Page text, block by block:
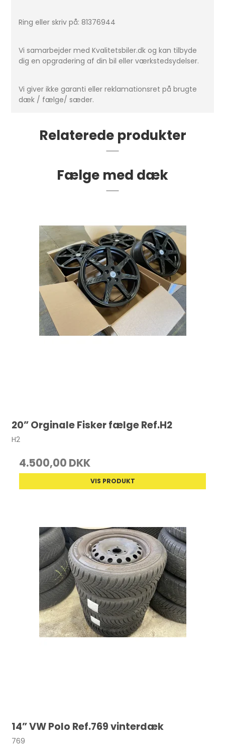
Ring eller skriv på: 81376944
Vi samarbejder med Kvalitetsbiler.dk og kan tilbyde
dig en opgradering af din bil eller værkstedsydelser.
Vi giver ikke garanti eller reklamationsret på brugte
dæk / fælge/ sæder.
Relaterede produkter
Fælge med dæk
20” Orginale Fisker fælge Ref.H2
H2
4.500,00 DKK
VIS PRODUKT
14” VW Polo Ref.769 vinterdæk
769